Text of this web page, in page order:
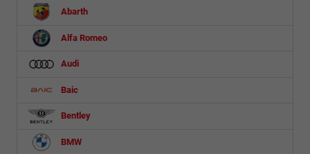
Abarth
Alfa Romeo
Audi
Baic
Bentley
BMW